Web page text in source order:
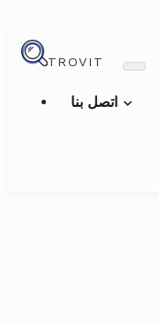
TROVIT